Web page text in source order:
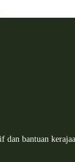
dan bantuan